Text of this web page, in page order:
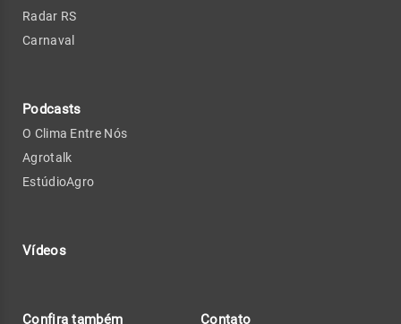
Radar RS
Carnaval
Podcasts
O Clima Entre Nós
Agrotalk
EstúdioAgro
Vídeos
Confira também Contato